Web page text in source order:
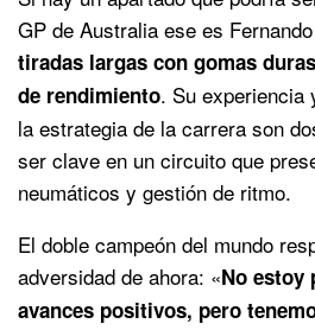
GP de Australia ese es
tiradas largas con gomas
de rendimiento. Su experiencia
la estrategia de la carrera son
ser clave en un circuito que
neumáticos y gestión de ritmo.
El doble campeón del mundo
adversidad de ahora: «No estoy
avances positivos, pero